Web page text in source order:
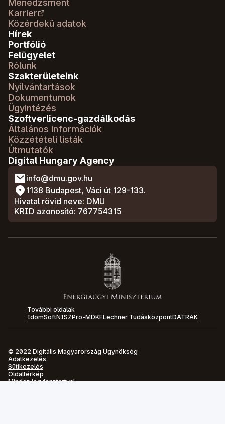
Menedzsment
Karrier
Közérdekű adatok
Hírek
Portfólió
Felügyelet
Rólunk
Szakterületeink
Nyilvántartások
Dokumentumok
Ügyintézés
Szoftverlicenc-gazdálkodás
Általános információk
Közzétételi listák
Útmutatók
Digital Hungary Agency
info@dmu.gov.hu
1138 Budapest, Váci út 129-133.
Hivatal rövid neve: DMU
KRID azonosító: 767754315
További oldalak
IdomSoftNISZPro-MDKFLechner TudásközpontDATRAK
© 2022 Digitális Magyarország Ügynökség
Adatkezelés
Sütikezelés
Oldaltérkép
Minden jog fenntartva!